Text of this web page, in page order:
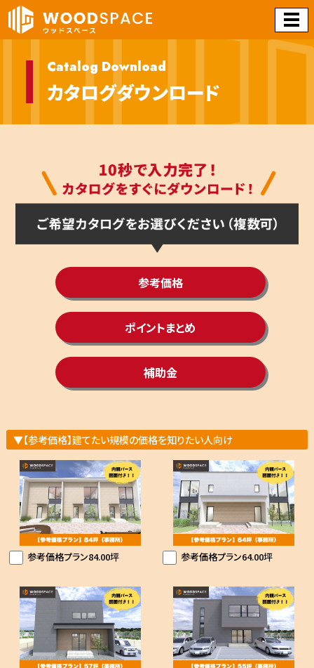
Catalog Download
カタログダウンロード
参考価格
ポイントまとめ
補助金
▼【参考価格】建てたい規模の価格を知りたい人向け
参考価格プラン84.00坪 参考価格プラン64.00坪